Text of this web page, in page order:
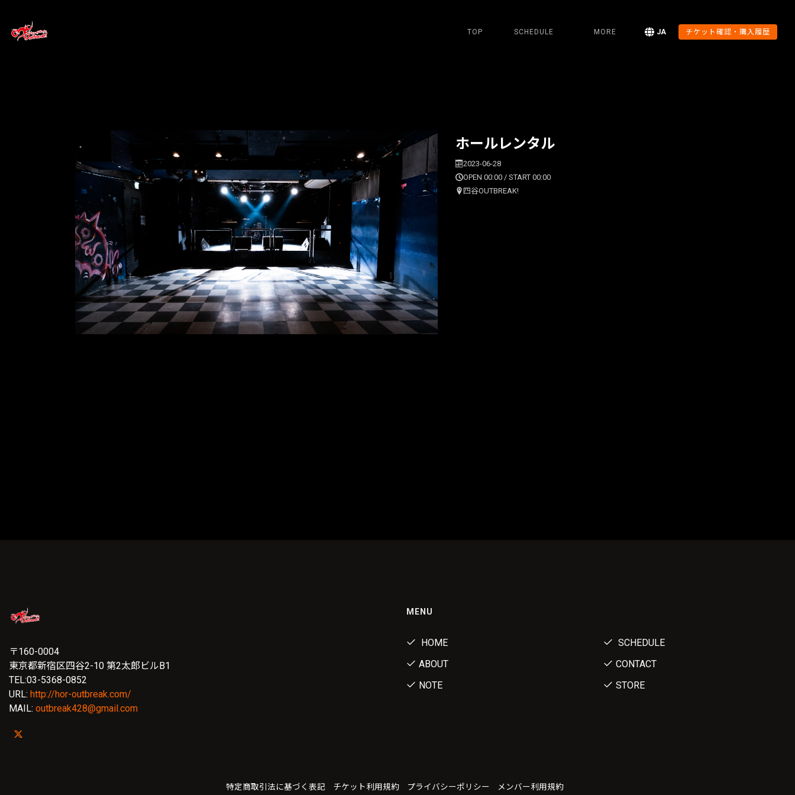
TOP SCHEDULE MORE JA チケット確認・購入履歴
ホールレンタル
2023-06-28
OPEN 00:00 / START 00:00
四谷OUTBREAK!
〒160-0004
東京都新宿区四谷2-10 第2太郎ビルB1
TEL:03-5368-0852
URL: http://hor-outbreak.com/
MAIL: outbreak428@gmail.com
MENU
HOME
SCHEDULE
ABOUT
CONTACT
NOTE
STORE
特定商取引法に基づく表記 チケット利用規約 プライバシーポリシー メンバー利用規約